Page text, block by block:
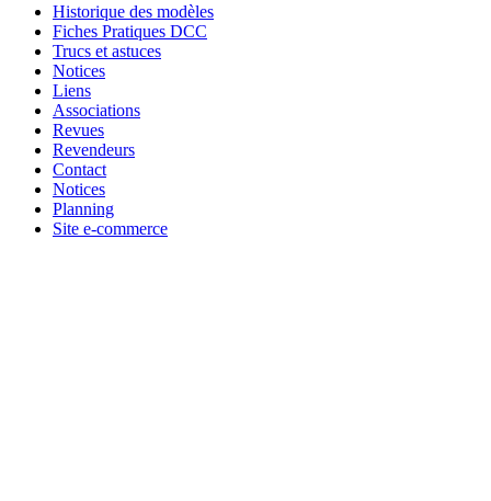
Historique des modèles
Fiches Pratiques DCC
Trucs et astuces
Notices
Liens
Associations
Revues
Revendeurs
Contact
Notices
Planning
Site e-commerce